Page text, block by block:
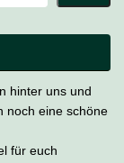
hinter uns und
noch eine schöne
für euch